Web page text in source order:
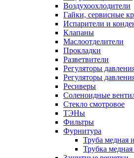
Воздухоохлодители
Гайки, сервисные
Испарители и
Клапаны
Маслоотделители
Прокладки
Разветвители
Регуляторы
Регуляторы
Ресиверы
Соленоидные
Стекло смотровое
ТЭНы
Фильтры
Фурнитура
Труба медная
Трубка